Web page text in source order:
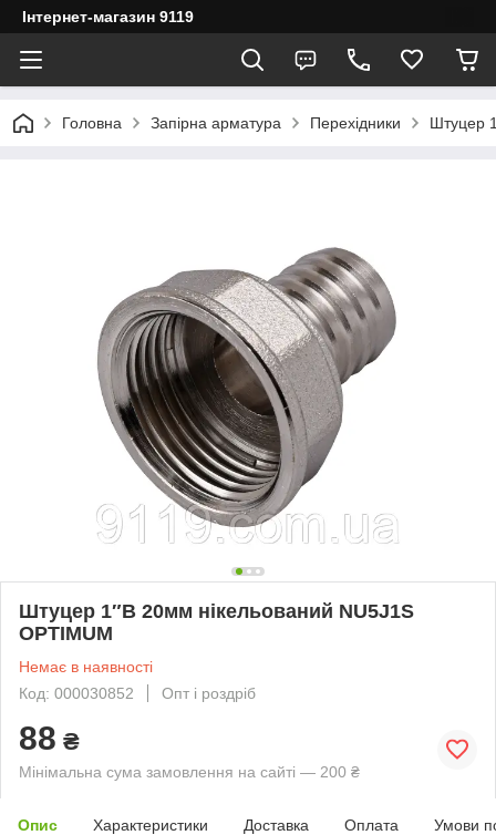
Інтернет-магазин 9119
Головна Запірна арматура Перехідники Штуцер
Штуцер 1″В 20мм нікельований NU5J1S
OPTIMUM
Немає в наявності
Код: 000030852
Опт і роздріб
88 ₴
Мінімальна сума замовлення на сайті — 200 ₴
Опис Характеристики Доставка Оплата Умови